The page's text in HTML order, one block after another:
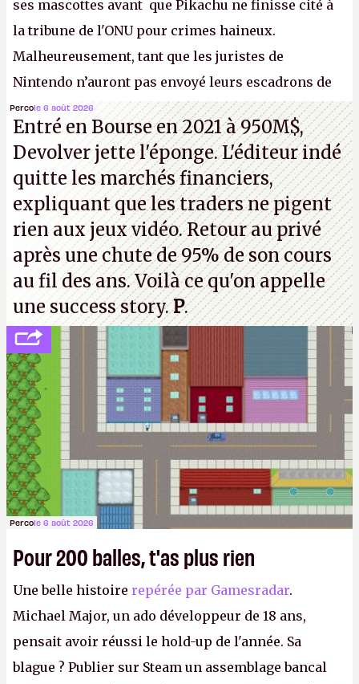
ses mascottes avant que Pikachu ne finisse cité à
la tribune de l'ONU pour crimes haineux.
Malheureusement, tant que les juristes de
Nintendo n’auront pas envoyé leurs escadrons de
la mort judiciaires pour distribuer du copyright
strike à tour de bras, l'Oncle Sam continuera
d'étaler sa confiture intellectuelle sur vos
souvenirs d'enfance.P.
Percole 6 août 2026
Entré en Bourse en 2021 à 950M$,
Devolver jette l'éponge. L'éditeur indé
quitte les marchés financiers,
expliquant que les traders ne pigent
rien aux jeux vidéo. Retour au privé
après une chute de 95% de son cours
au fil des ans. Voilà ce qu'on appelle
une success story.P.
Percole 6 août 2026
Pour 200 balles, t'as plus rien
Une belle histoire repérée par Gamesradar.
Michael Major, un ado développeur de 18 ans,
pensait avoir réussi le hold-up de l'année. Sa
blague ? Publier sur Steam un assemblage bancal